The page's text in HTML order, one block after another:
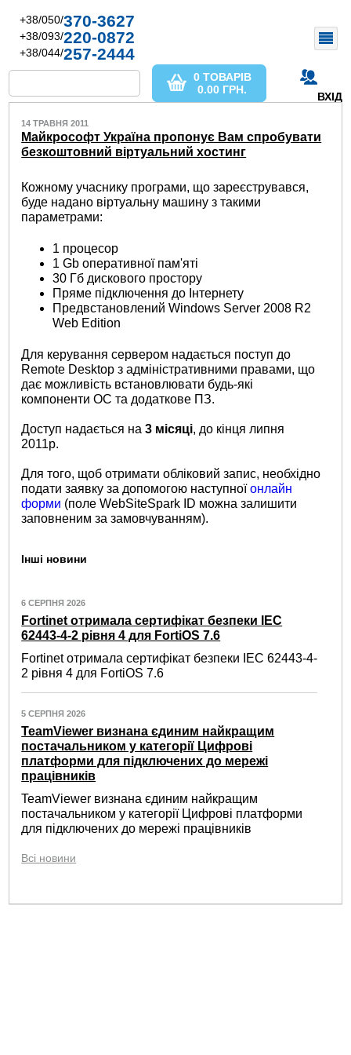
+38/050/370-3627
+38/093/220-0872
+38/044/257-2444
ВХІД
0 ТОВАРІВ
0.00 ГРН.
14 ТРАВНЯ 2011
Майкрософт Україна пропонує Вам спробувати
безкоштовний віртуальний хостинг
Кожному учаснику програми, що зареєструвався,
буде надано віртуальну машину з такими
параметрами:
1 процесор
1 Gb оперативної пам'яті
30 Гб дискового простору
Пряме підключення до Інтернету
Предвстановлений Windows Server 2008 R2
Web Edition
Для керування сервером надається поступ до
Remote Desktop з адміністративними правами, що
дає можливість встановлювати будь-які
компоненти ОС та додаткове ПЗ.
Доступ надається на3 місяці, до кінця липня
2011р.
Для того, щоб отримати обліковий запис, необхідно
подати заявку за допомогою наступноїонлайн
форми (поле WebSiteSpark ID можна залишити
заповненим за замовчуванням).
Інші новини
6 СЕРПНЯ 2026
Fortinet отримала сертифікат безпеки IEC
62443-4-2 рівня 4 для FortiOS 7.6
Fortinet отримала сертифікат безпеки IEC 62443-4-
2 рівня 4 для FortiOS 7.6
5 СЕРПНЯ 2026
TeamViewer визнана єдиним найкращим
постачальником у категорії Цифрові
платформи для підключених до мережі
працівників
TeamViewer визнана єдиним найкращим
постачальником у категорії Цифрові платформи
для підключених до мережі працівників
Всі новини